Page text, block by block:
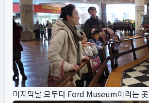
마지막날 모두다 Ford Museum이라는